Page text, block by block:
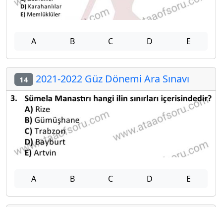
A B C D E
14 2021-2022 Güz Dönemi Ara Sınavı
A B C D E